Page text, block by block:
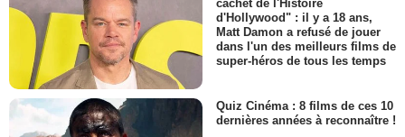
cachet de l'Histoire
d'Hollywood" : il y a 18 ans,
Matt Damon a refusé de jouer
dans l'un des meilleurs films de
super-héros de tous les temps
Quiz Cinéma : 8 films de ces 10
dernières années à reconnaître !